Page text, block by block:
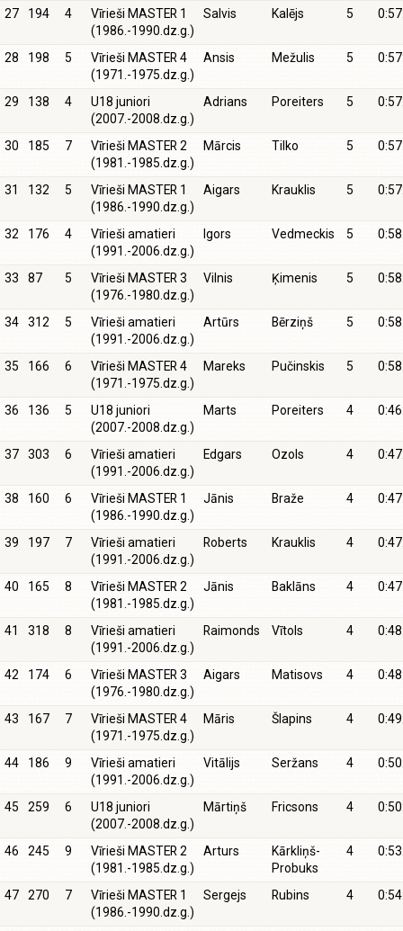
27 194 4
Vīrieši MASTER 1
(1986.-1990.dz.g.)
Salvis Kalējs 5
28 198 5
Vīrieši MASTER 4
(1971.-1975.dz.g.)
Ansis Mežulis 5
29 138 4
U18 juniori
(2007.-2008.dz.g.)
Adrians Poreiters 5
30 185 7
Vīrieši MASTER 2
(1981.-1985.dz.g.)
Mārcis Tilko 5
31 132 5
Vīrieši MASTER 1
(1986.-1990.dz.g.)
Aigars Krauklis 5
32 176 4
Vīrieši amatieri
(1991.-2006.dz.g.)
Igors Vedmeckis 5
33 87 5
Vīrieši MASTER 3
(1976.-1980.dz.g.)
Vilnis Ķimenis 5
34 312 5
Vīrieši amatieri
(1991.-2006.dz.g.)
Artūrs Bērziņš 5
35 166 6
Vīrieši MASTER 4
(1971.-1975.dz.g.)
Mareks Pučinskis 5
36 136 5
U18 juniori
(2007.-2008.dz.g.)
Marts Poreiters 4
37 303 6
Vīrieši amatieri
(1991.-2006.dz.g.)
Edgars Ozols 4
38 160 6
Vīrieši MASTER 1
(1986.-1990.dz.g.)
Jānis Braže 4
39 197 7
Vīrieši amatieri
(1991.-2006.dz.g.)
Roberts Krauklis 4
40 165 8
Vīrieši MASTER 2
(1981.-1985.dz.g.)
Jānis Baklāns 4
41 318 8
Vīrieši amatieri
(1991.-2006.dz.g.)
Raimonds Vītols 4
42 174 6
Vīrieši MASTER 3
(1976.-1980.dz.g.)
Aigars Matisovs 4
43 167 7
Vīrieši MASTER 4
(1971.-1975.dz.g.)
Māris Šlapins 4
44 186 9
Vīrieši amatieri
(1991.-2006.dz.g.)
Vitālijs Seržans 4
45 259 6
U18 juniori
(2007.-2008.dz.g.)
Mārtiņš Fricsons 4
46 245 9
Vīrieši MASTER 2
(1981.-1985.dz.g.)
Arturs
Kārkliņš-
Probuks
4
47 270 7
Vīrieši MASTER 1
(1986.-1990.dz.g.)
Sergejs Rubins 4